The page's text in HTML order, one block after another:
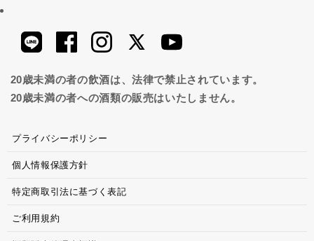
20歳未満の者の飲酒は、法律で禁止されています。
20歳未満の者への酒類の販売はいたしません。
プライバシーポリシー
個人情報保護方針
特定商取引法に基づく表記
ご利用規約